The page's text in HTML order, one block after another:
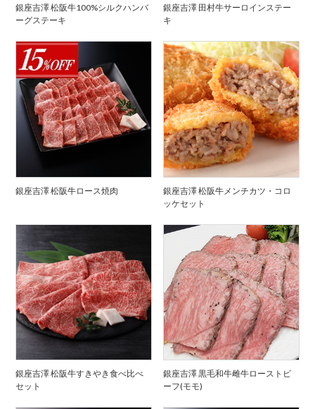
銀座吉澤 松阪牛100%シルクハンバ
ーグステーキ
銀座吉澤 田村牛サーロインステー
キ
銀座吉澤 松阪牛ロース焼肉
銀座吉澤 松阪牛メンチカツ・コロ
ッケセット
銀座吉澤 松阪牛すきやき食べ比べ
セット
銀座吉澤 黒毛和牛雌牛ローストビ
ーフ(モモ)